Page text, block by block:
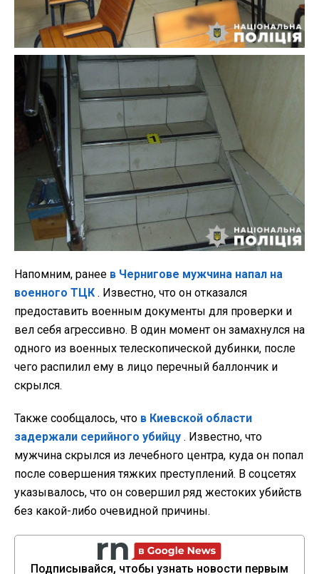
Напомним, ранее в Чернигове мужчина напал на
военного ТЦК . Известно, что он отказался
предоставить военным документы для проверки и
вел себя агрессивно. В один момент он замахнулся на
одного из военных телескопической дубинки, после
чего распилил ему в лицо перечный баллончик и
скрылся.
Также сообщалось, что в Киевской области
задержали серийного убийцу . Известно, что
мужчина скрылся из лечебного центра, куда он попал
после совершения тяжких преступлений. В соцсетях
указывалось, что он совершил ряд жестоких убийств
без какой-либо очевидной причины.
Подписывайся, чтобы узнать новости первым